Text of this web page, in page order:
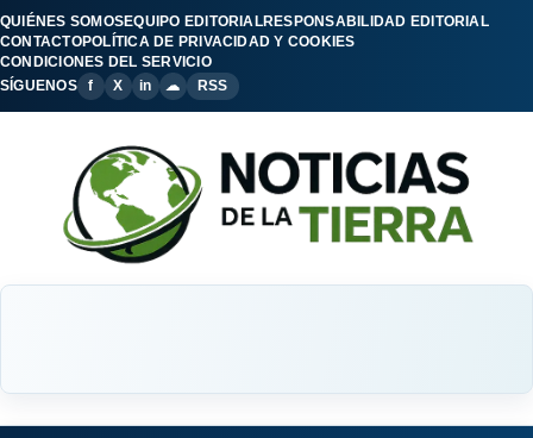
QUIÉNES SOMOSEQUIPO EDITORIALRESPONSABILIDAD EDITORIAL
CONTACTOPOLÍTICA DE PRIVACIDAD Y COOKIES
CONDICIONES DEL SERVICIO
SÍGUENOS
f X in ☁ RSS